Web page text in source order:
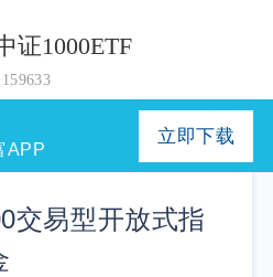
证1000ETF
159633
交易型开放式指
APP
立即下载